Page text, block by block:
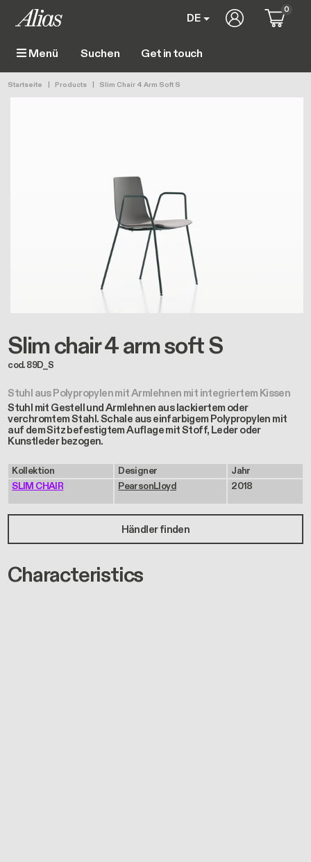
Menü Main navigation
Get in touch
DE User account
0
Pfadnavigation
Startseite Products Slim Chair 4 Arm Soft S
Slim chair 4 arm soft S
cod. 89D_S
Stuhl aus Polypropylen mit Armlehnen mit integriertem Kissen
Stuhl mit Gestell und Armlehnen aus lackiertem oder
verchromtem Stahl. Schale aus einfarbigem Polypropylen mit
auf dem Sitz befestigtem Auflage mit Stoff, Leder oder
Kunstleder bezogen.
Kollektion
SLIM CHAIR
Designer
PearsonLloyd
Jahr
2018
Händler finden
Characteristics